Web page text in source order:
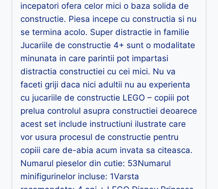
incepatori ofera celor mici o baza solida de
constructie. Piesa incepe cu constructia si nu
se termina acolo. Super distractie in familie
Jucariile de constructie 4+ sunt o modalitate
minunata in care parintii pot impartasi
distractia constructiei cu cei mici. Nu va
faceti griji daca nici adultii nu au experienta
cu jucariile de constructie LEGO – copiii pot
prelua controlul asupra constructiei deoarece
acest set include instructiuni ilustrate care
vor usura procesul de constructie pentru
copiii care de-abia acum invata sa citeasca.
Numarul pieselor din cutie: 53Numarul
minifigurinelor incluse: 1Varsta